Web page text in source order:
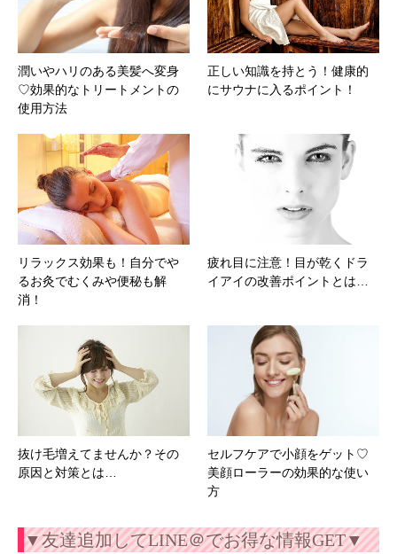
潤いやハリのある美髪へ変身
♡効果的なトリートメントの
使用方法
正しい知識を持とう！健康的
にサウナに入るポイント！
リラックス効果も！自分でや
るお灸でむくみや便秘も解
消！
疲れ目に注意！目が乾くドラ
イアイの改善ポイントとは…
抜け毛増えてませんか？その
原因と対策とは…
セルフケアで小顔をゲット♡
美顔ローラーの効果的な使い
方
▼友達追加してLINE＠でお得な情報GET▼